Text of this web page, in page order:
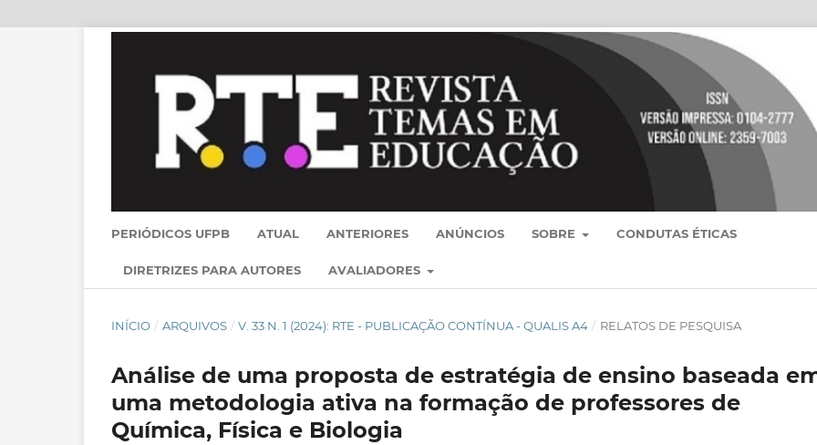
PERIÓDICOS UFPB ATUAL ANTERIORES ANÚNCIOS SOBRE CONDUTAS ÉTICAS
DIRETRIZES PARA AUTORES AVALIADORES
INÍCIO / ARQUIVOS / V. 33 N. 1 (2024): RTE - PUBLICAÇÃO CONTÍNUA - QUALIS A4 / RELATOS DE PESQUISA
Análise de uma proposta de estratégia de ensino baseada
uma metodologia ativa na formação de professores de
Química, Física e Biologia